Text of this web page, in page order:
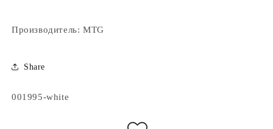
Производитель: MTG
Share
Артикул:
001995-white